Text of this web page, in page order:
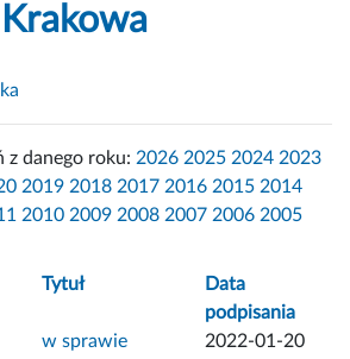
z danego roku: 2026 2025 2024 2023
2019 2018 2017 2016 2015 2014
2010 2009 2008 2007 2006 2005
Tytuł
Data
podpisania
w sprawie
2022-01-20